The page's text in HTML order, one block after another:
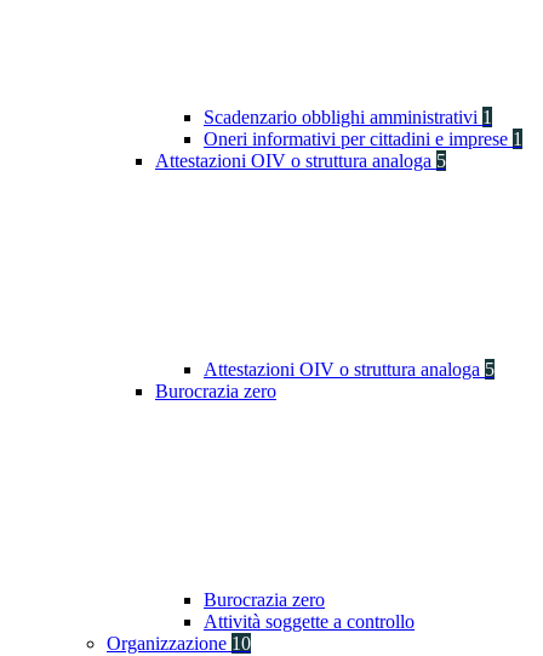
Scadenzario obblighi amministrativi 1
Oneri informativi per cittadini e imprese 1
Attestazioni OIV o struttura analoga 5
Attestazioni OIV o struttura analoga 5
Burocrazia zero
Burocrazia zero
Attività soggette a controllo
Organizzazione 10